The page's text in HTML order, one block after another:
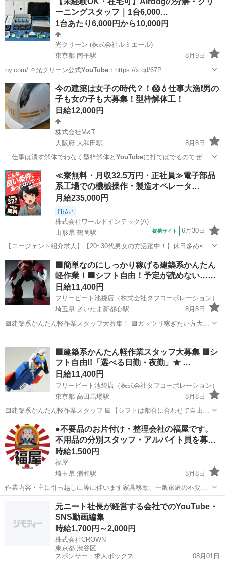
ーニングスタッフ｜1台6,000…
1台あたり6,000円から10,000円
光クリーン (株式会社ルミエール)
東京都 南平駅
8月9日
ny.com/ ⚪︎光クリーン公式YouTube：https://x.gd/67P…
東京 日野市 南平駅 清掃 スタッフ
今の建築は女子の時代？！😱💧仕事大漁❗男の
子も女の子も大募集！型枠解体工！
日給12,000円
株式会社M&T
大阪府 大和田駅
8月8日
仕事は潰す解体でわなく型枠解体と YouTubeに打てばでるのでぜひ
調べて下さい！…
大阪 寝屋川市 大和田駅 その他 型枠
≪寮無料・月収32.5万円・正社員≫電子部品
系工場での機械操作・製造オペレータ…
月給235,000円
日払い
株式会社ワールドインテック(A)
山形県 鶴岡駅
提携サイト 6月30日
【エージェント紹介求人】【20~30代男女の方活躍中！】休日多め×残
業ほぼなし！少し多めに稼げるシフト・交替勤務／寮費無料・徒歩通
勤可 お仕事内容 いま話題のハイブリッドカー内部に使われる電子部品
の製造業務！ ◆まず仕事内...
山形 鶴岡市 鶴岡駅 その他
🟩簡単なのにしっかり稼げる建築系かんたん
軽作業！🟩シフト自由！予定が読めない……
日給11,400円
フリービート池袋店（株式会社タフコーポレーション）
埼玉県 さいたま新都心駅
8月8日
🟩建築系かんたん軽作業スタッフ大募集！ 🟩ガッツリ稼ぎたい方大歓
迎！日払いok！ 🟩創業３０年の安定・安心企業 🟨シフトは都合に合わ
せて自由自在 🟨ノルマ無し、勤務地多数、日払いＯＫ 🟨カンタン...
🟨建築系かんたん軽作業スタッフ大募集 🟨シ
フト自由!!「選べる日勤・夜勤」★ …
日給11,400円
フリービート池袋店（株式会社タフコーポレーション）
東京都 高田馬場駅
8月8日
🟨建築系かんたん軽作業スタッフ 🟨【シフトは都合に合わせて自由自
在】 🟨★希望のシフトをご相談ください！ 🟨週1日も、週2日も、週3
日も、週4日も、週5日も…働きたい分だけ、稼ぎたい分だけでOK！
🟨建築現場...
東京 新宿区 高田馬場駅 建築 スタッフ
●不要品のお片付け・整理会社の福屋です。
不用品の分別スタッフ・アルバイト員を募…
時給1,500円
福屋
埼玉県 浦和駅
8月8日
作業内容・主に引っ越しに等に伴います家具移動、一般家庭の不要品
の分別及び袋詰作業になります。男性・女性問いません。学生の方、
主婦の方でも構いません。 【福屋オフィシャル動画】
https://www.youtub...
さいたま市 浦和駅 仕分け スタッフ
元ニート社長が経営する会社でのYouTube・
SNS動画編集
時給1,700円～2,000円
株式会社CROWN
東京都 渋谷区
スポンサー：求人ボックス
08月01日